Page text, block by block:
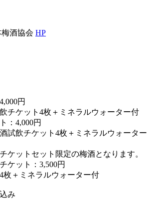
酒協会 HP
円
チケット4枚＋ミネラルウォーター付
：4,000円
試飲チケット4枚＋ミネラルウォーター
ケットセット限定の梅酒となります。
ケット：3,500円
枚＋ミネラルウォーター付
み